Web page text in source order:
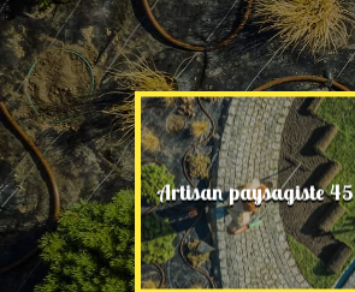
45 Artisan paysagiste 45